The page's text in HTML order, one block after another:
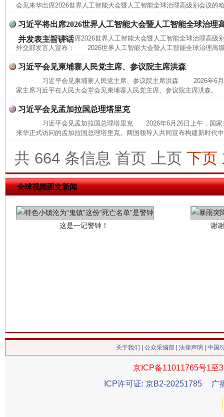
会见来华出席2026世界人工智能大会暨人工智能全球治理高级别会议的
习近平将出席2026世界人工智能大会暨人工智能全球治理
并发表主旨讲话
习近平将出席2026世界人工智能大会暨人工智能全球治理高
外交部发言人宣布： 2026世界人工智能大会暨人工智能全球治理高
习近平会见柬埔寨人民党主席、参议院主席洪森
习近平会见柬埔寨人民党主席、参议院主席洪森 2026年6月
家主席习近平在人民大会堂会见柬埔寨人民党主席、参议院主席洪森
习近平会见孟加拉国总理塔里克
习近平会见孟加拉国总理塔里克 2026年6月26日上午，国家
来华正式访问的孟加拉国总理塔里克。两国领导人共同宣布构建新时代
共 664 条信息 首页 上页 下页
全球视频图文新闻
网上购药对药下症？
这是一记警钟！ 谢
关于我们 公众采编部 法律声明 | 中国
京ICP备11011765号1至
ICP许可证: 京B2-20251785
广